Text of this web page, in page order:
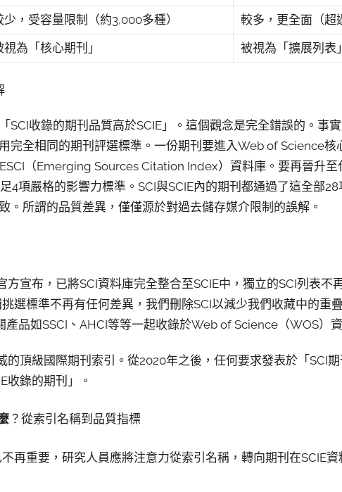
少，受容量限制（約3,000多種）
較多，更全面（超
視為「核心期刊」 被視為「擴展列表」
SCI收錄的期刊品質高於SCIE」。這個觀念是完全錯誤的。事
完全相同的期刊評選標準。一份期刊要進入Web of Science核
（Emerging Sources Citation Index）資料庫。要再晉升至
4項嚴格的影響力標準。SCI與SCIE內的期刊都通過了這全部
。所謂的品質差異，僅僅源於對過去儲存媒介限制的誤解。
宣布，已將SCI資料庫完全整合至SCIE中，獨立的SCI列表不
挑選標準不再有任何差異，我們刪除SCI以減少我們收藏中的重
品如SSCI、AHCI等等一起收錄於Web of Science（WOS）
的頂級國際期刊索引。從2020年之後，任何要求發表於「SCI
收錄的期刊」。
？從索引名稱到品質指標
不再重要，研究人員應將注意力從索引名稱，轉向期刊在SCIE